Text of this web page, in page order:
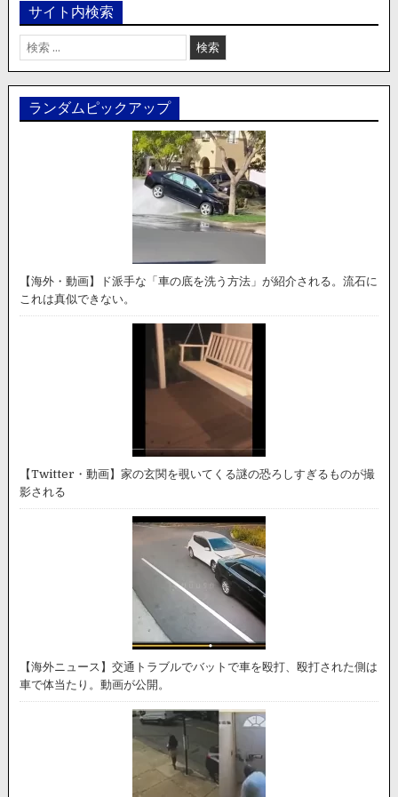
サイト内検索
検
索:
ランダムピックアップ
【海外・動画】ド派手な「車の底を洗う方法」が紹介される。流石に
これは真似できない。
【Twitter・動画】家の玄関を覗いてくる謎の恐ろしすぎるものが撮
影される
【海外ニュース】交通トラブルでバットで車を殴打、殴打された側は
車で体当たり。動画が公開。